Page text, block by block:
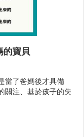
的寶貝
當了爸媽後才具備
關注、基於孩子的失